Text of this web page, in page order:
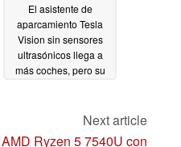
El asistente de
aparcamiento Tesla
Vision sin sensores
ultrasónicos llega a
más coches, pero su
Next article
AMD Ryzen 5 7540U con